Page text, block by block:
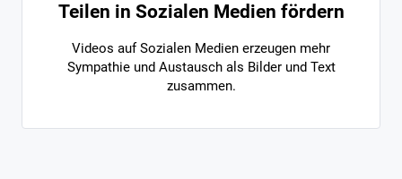
Teilen in Sozialen Medien fördern
Videos auf Sozialen Medien erzeugen mehr
Sympathie und Austausch als Bilder und Text
zusammen.